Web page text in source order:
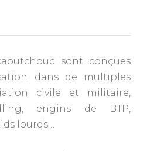
sont conçues
dans de multiples
civile et militaire,
engins de BTP,
lourds…